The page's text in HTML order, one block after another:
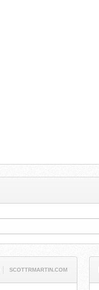
SCOTTRMARTIN.COM